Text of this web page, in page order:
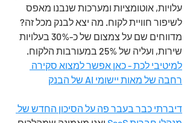
עלויות, אוטומציות ומערכות שנבנו מאפס
לשיפור חוויית לקוח. מה יצא לבנק מכל זה?
מדווחים שם על צמצום של כ-30% בעלויות
שירות, ועליה של 25% במעורבות הלקוח.
למיטיבי לכת - כאן אפשר למצוא סקירה
רחבה של מאות יישומי AI של הבנק
דיברתי כבר בעבר פה על הסיכון החדש של